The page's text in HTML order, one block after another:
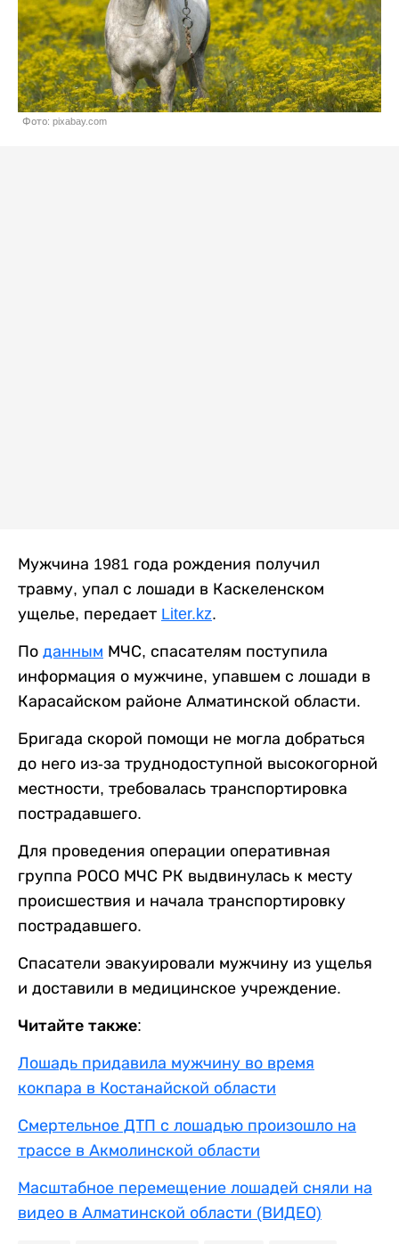
Фото: pixabay.com
Мужчина 1981 года рождения получил
травму, упал с лошади в Каскеленском
ущелье, передает Liter.kz.
По данным МЧС, спасателям поступила
информация о мужчине, упавшем с лошади в
Карасайском районе Алматинской области.
Бригада скорой помощи не могла добраться
до него из-за труднодоступной высокогорной
местности, требовалась транспортировка
пострадавшего.
Для проведения операции оперативная
группа РОСО МЧС РК выдвинулась к месту
происшествия и начала транспортировку
пострадавшего.
Спасатели эвакуировали мужчину из ущелья
и доставили в медицинское учреждение.
Читайте также:
Лошадь придавила мужчину во время
кокпара в Костанайской области
Смертельное ДТП с лошадью произошло на
трассе в Акмолинской области
Масштабное перемещение лошадей сняли на
видео в Алматинской области (ВИДЕО)